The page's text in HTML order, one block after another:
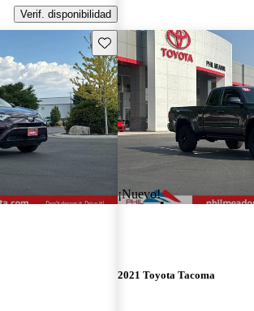
Verif. disponibilidad
Guarda este Aviso
¡Nuevo!
2021 Toyota Tacoma